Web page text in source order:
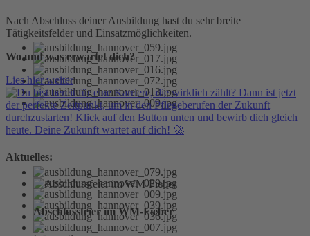
Nach Abschluss deiner Ausbildung hast du sehr breite
Tätigkeitsfelder und Einsatzmöglichkeiten.
Wo und was erwartet dich?
Lies hier weiter
Aktuelles:
Abschlussfeier im WM-Fieber